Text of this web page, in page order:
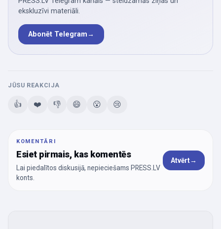
ekskluzīvi materiāli.
Abonēt Telegram→
JŪSU REAKCIJA
👍 ❤️ 👎 😄 😮 😢
KOMENTĀRI
Esiet pirmais, kas komentēs
Lai piedalītos diskusijā, nepieciešams PRESS.LV
konts.
Atvērt→